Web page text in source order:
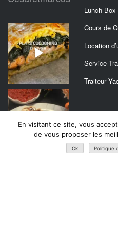
Lunch Box
Cours de
Location
Service
Traiteur
En visitant ce site, vous
de vous proposer les
Ok Politique